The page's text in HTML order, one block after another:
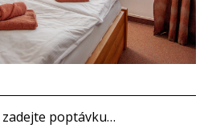
poptávku…